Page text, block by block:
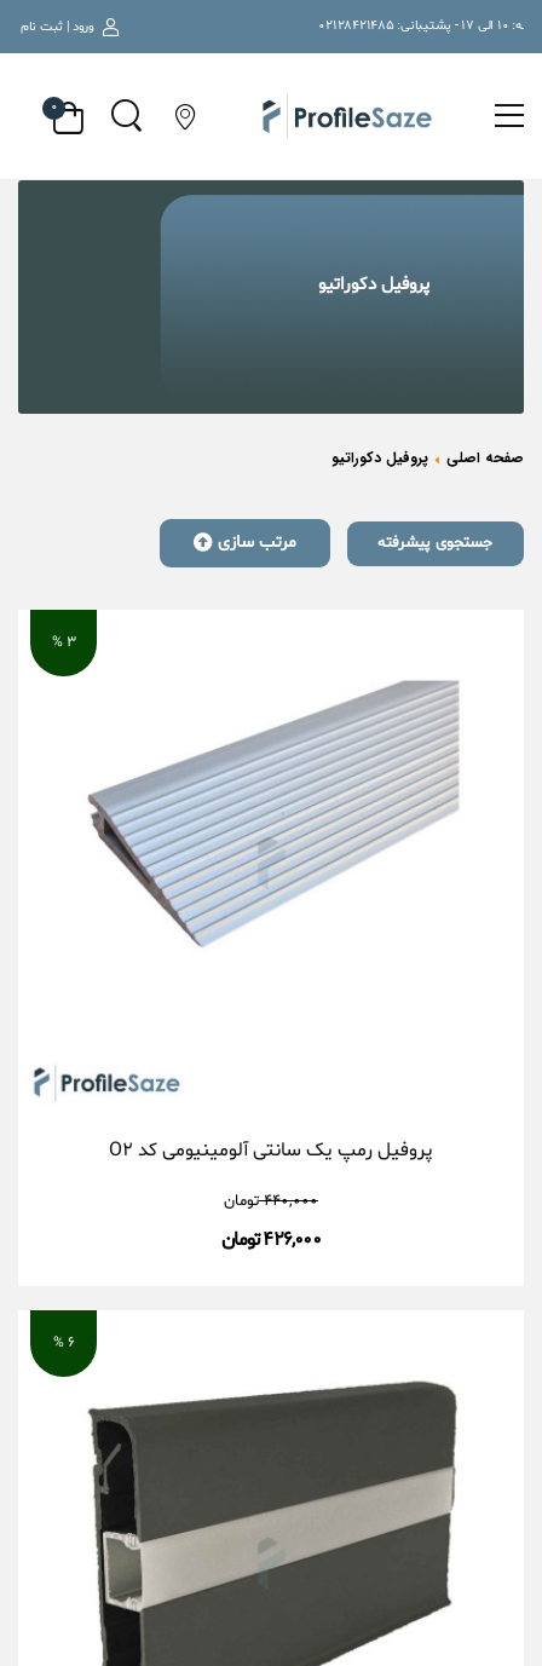
ورود | ثبت نام
۰
پروفیل دکوراتیو
صفحه اصلی پروفیل دکوراتیو
جستجوی پیشرفته مرتب سازی
۳ %
پروفیل رمپ یک سانتی آلومینیومی کد O۲
۴۴۰,۰۰۰ تومان
۴۲۶,۰۰۰ تومان
۶ %